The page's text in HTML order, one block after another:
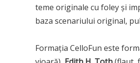
teme originale cu foley și
baza scenariului original,
Formația CelloFun este